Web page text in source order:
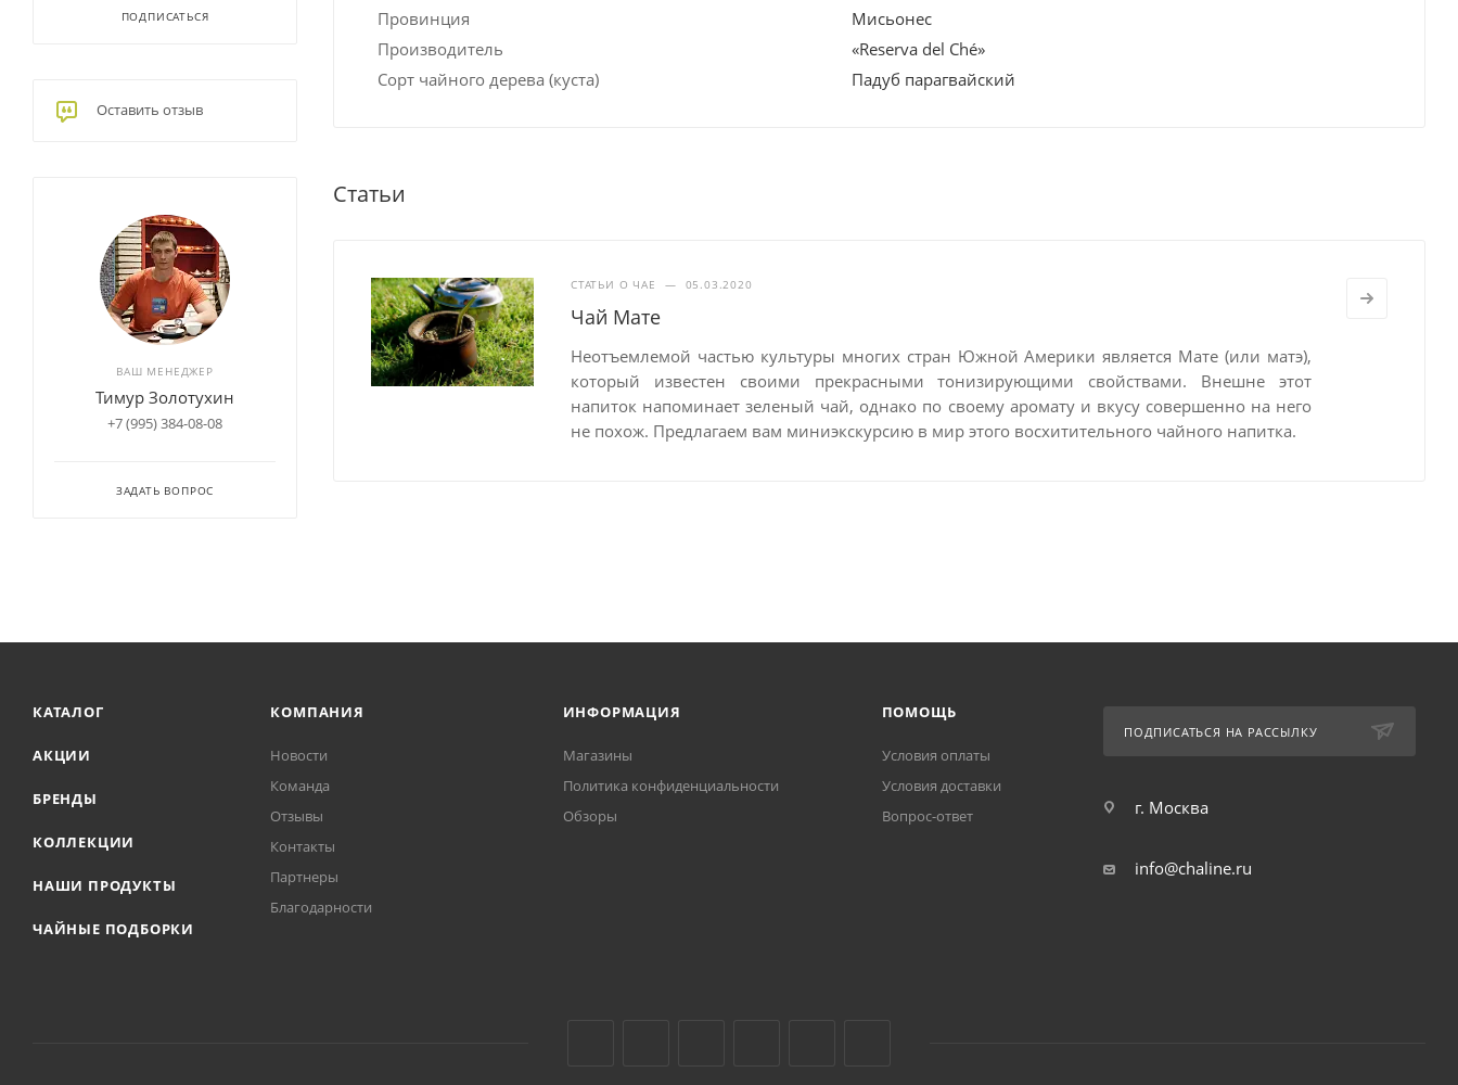
Провинция
Мисьонес
Производитель
«Reserva del Ché»
Сорт чайного дерева (куста)
Падуб парагвайский
Статьи
СТАТЬИ О ЧАЕ — 05.03.2020
Чай Мате
Неотъемлемой частью культуры многих стран Южной Америки является Мате(или матэ),
который известен своими прекрасными тонизирующими свойствами. Внешне этот
напиток напоминает зеленый чай, однако по своему аромату и вкусу совершенно на него
не похож. Предлагаем вам миниэкскурсию в мир этого восхитительного чайного напитка.
ПОДПИСАТЬСЯ
Оставить отзыв
ВАШ МЕНЕДЖЕР
Тимур Золотухин
+7 (995) 384-08-08
ЗАДАТЬ ВОПРОС
КАТАЛОГ
АКЦИИ
БРЕНДЫ
КОЛЛЕКЦИИ
НАШИ ПРОДУКТЫ
ЧАЙНЫЕ ПОДБОРКИ
КОМПАНИЯ
Новости
Команда
Отзывы
Контакты
Партнеры
Благодарности
ИНФОРМАЦИЯ
Магазины
Политика конфиденциальности
Обзоры
ПОМОЩЬ
Условия оплаты
Условия доставки
Вопрос-ответ
ПОДПИСАТЬСЯ НА РАССЫЛКУ
г. Москва
info@chaline.ru